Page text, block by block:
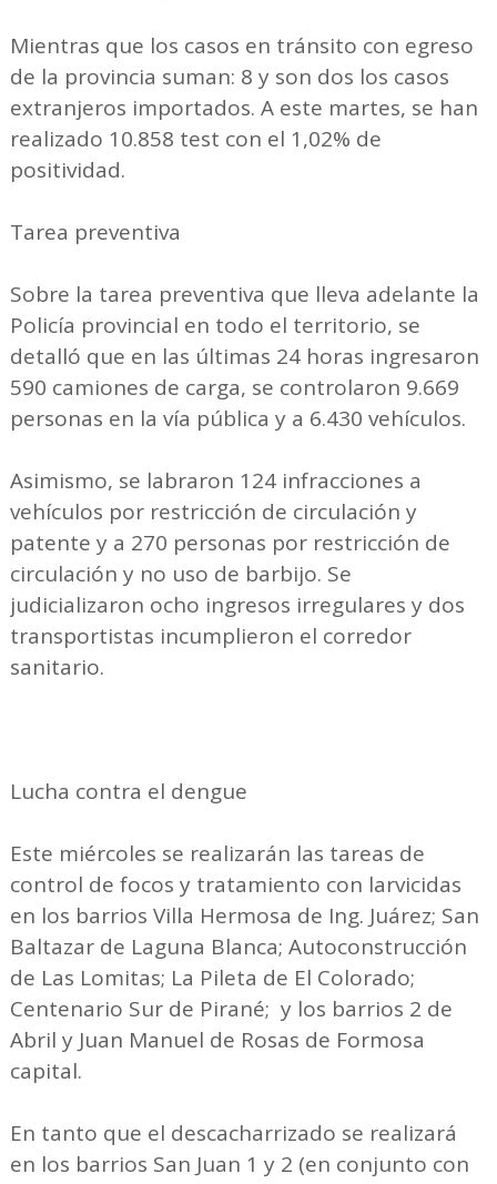
Mientras que los casos en tránsito con egreso
de la provincia suman: 8 y son dos los casos
extranjeros importados. A este martes, se han
realizado 10.858 test con el 1,02% de
positividad.
Tarea preventiva
Sobre la tarea preventiva que lleva adelante la
Policía provincial en todo el territorio, se
detalló que en las últimas 24 horas ingresaron
590 camiones de carga, se controlaron 9.669
personas en la vía pública y a 6.430 vehículos.
Asimismo, se labraron 124 infracciones a
vehículos por restricción de circulación y
patente y a 270 personas por restricción de
circulación y no uso de barbijo. Se
judicializaron ocho ingresos irregulares y dos
transportistas incumplieron el corredor
sanitario.
Lucha contra el dengue
Este miércoles se realizarán las tareas de
control de focos y tratamiento con larvicidas
en los barrios Villa Hermosa de Ing. Juárez; San
Baltazar de Laguna Blanca; Autoconstrucción
de Las Lomitas; La Pileta de El Colorado;
Centenario Sur de Pirané; y los barrios 2 de
Abril y Juan Manuel de Rosas de Formosa
capital.
En tanto que el descacharrizado se realizará
en los barrios San Juan 1 y 2 (en conjunto con